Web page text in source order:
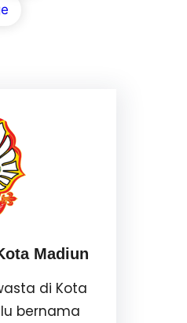
Madiun
di Kota
bernama